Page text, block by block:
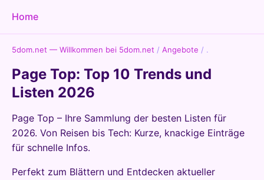
Home
5dom.net — Willkommen bei 5dom.net / Angebote / .
Page Top: Top 10 Trends und
Listen 2026
Page Top – Ihre Sammlung der besten Listen für
2026. Von Reisen bis Tech: Kurze, knackige Einträge
für schnelle Infos.
Perfekt zum Blättern und Entdecken aktueller